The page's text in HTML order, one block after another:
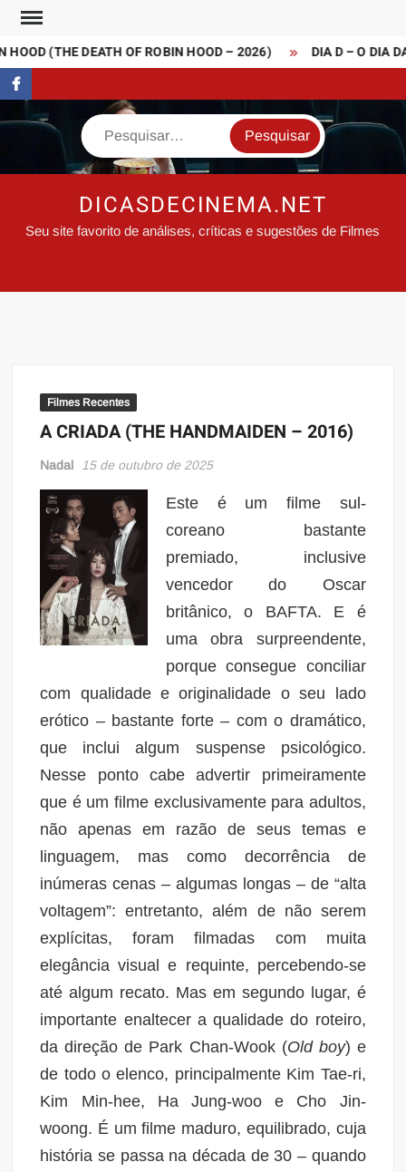
Skip
content(THE DEATH OF ROBIN HOOD – 2026) DIA D – O DIA
FaceBook
Search
DICASDECINEMA.NET
Seu site favorito de análises, críticas e sugestões de Filmes
Filmes Recentes
A CRIADA (THE HANDMAIDEN – 2016)
Nadal 15 de outubro de 2025
Este é um filme sul-
coreano bastante
premiado, inclusive
vencedor do Oscar
britânico, o BAFTA. E é
uma obra surpreendente,
porque consegue conciliar
com qualidade e originalidade o seu lado
erótico – bastante forte – com o dramático,
que inclui algum suspense psicológico.
Nesse ponto cabe advertir primeiramente
que é um filme exclusivamente para adultos,
não apenas em razão de seus temas e
linguagem, mas como decorrência de
inúmeras cenas – algumas longas – de “alta
voltagem”: entretanto, além de não serem
explícitas, foram filmadas com muita
elegância visual e requinte, percebendo-se
até algum recato. Mas em segundo lugar, é
importante enaltecer a qualidade do roteiro,
da direção de Park Chan-Wook (Old boy) e
de todo o elenco, principalmente Kim Tae-ri,
Kim Min-hee, Ha Jung-woo e Cho Jin-
woong. É um filme maduro, equilibrado, cuja
história se passa na década de 30 – quando